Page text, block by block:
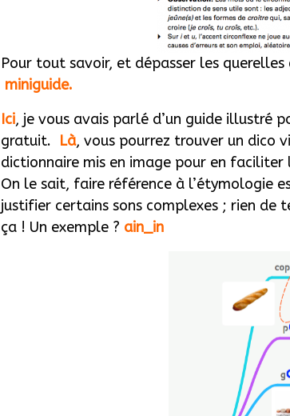
Pour tout savoir, et dépasser les
miniguide.
Ici, je vous avais parlé d’un guide illustré
gratuit. Là, vous pourrez trouver un dico
dictionnaire mis en image pour en
On le sait, faire référence à l’étymologie
justifier certains sons complexes ; rien de
ça ! Un exemple ? ain_in